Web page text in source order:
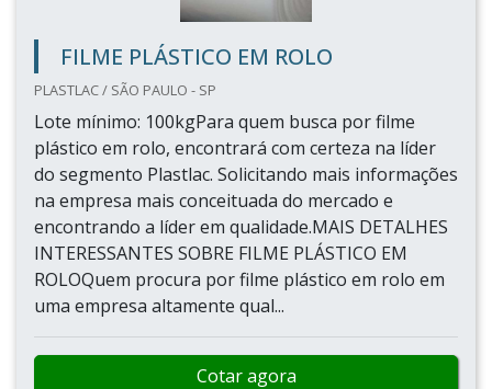
FILME PLÁSTICO EM ROLO
PLASTLAC / SÃO PAULO - SP
Lote mínimo: 100kgPara quem busca por filme
plástico em rolo, encontrará com certeza na líder
do segmento Plastlac. Solicitando mais informações
na empresa mais conceituada do mercado e
encontrando a líder em qualidade.MAIS DETALHES
INTERESSANTES SOBRE FILME PLÁSTICO EM
ROLOQuem procura por filme plástico em rolo em
uma empresa altamente qual...
Cotar agora